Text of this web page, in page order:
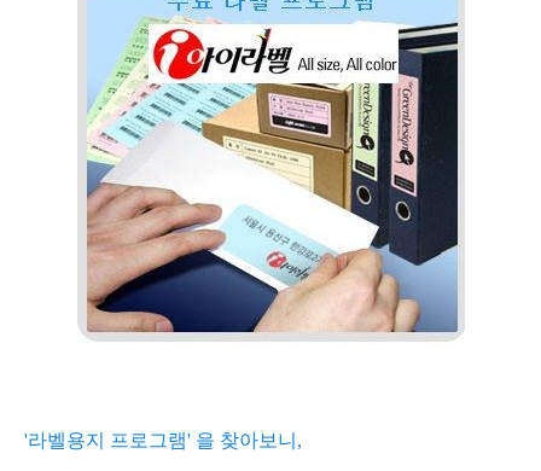
'라벨용지 프로그램' 을 찾아보니,